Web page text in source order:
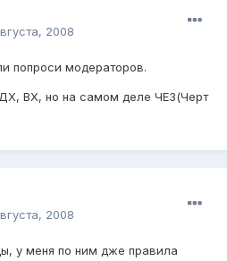
2008
попроси модераторов.
ВХ, но на самом деле ЧЕЗ(Черт
2008
у меня по ним дже правила